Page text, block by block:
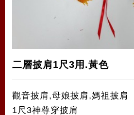
二層披肩1尺3用.黃色
觀音披肩,母娘披肩,媽祖披肩
1尺3神尊穿披肩